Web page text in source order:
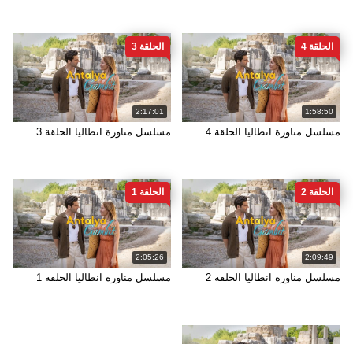
1:58:50
الحلقة 4
مسلسل مناورة انطاليا الحلقة 4
2:17:01
الحلقة 3
مسلسل مناورة انطاليا الحلقة 3
2:09:49
الحلقة 2
مسلسل مناورة انطاليا الحلقة 2
2:05:26
الحلقة 1
مسلسل مناورة انطاليا الحلقة 1